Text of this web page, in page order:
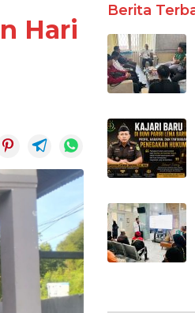
Hari
Berita